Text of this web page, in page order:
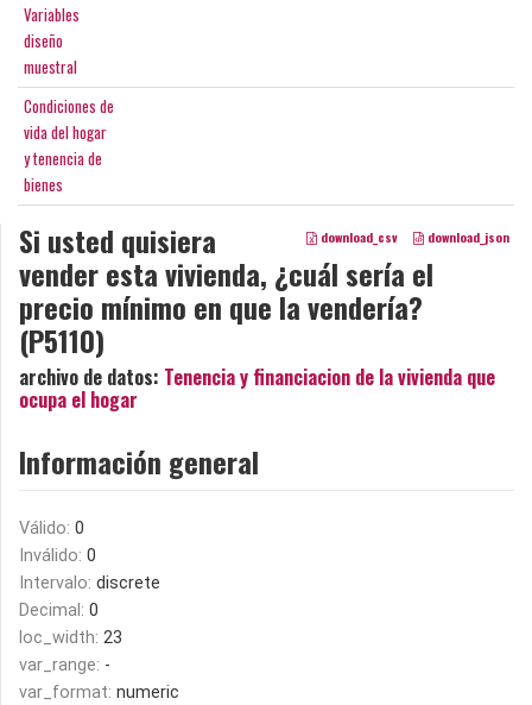
Variables
diseño
muestral
Condiciones de
vida del hogar
y tenencia de
bienes
download_csv download_json
Si usted quisiera
vender esta vivienda, ¿cuál sería el
precio mínimo en que la vendería?
(P5110)
archivo de datos: Tenencia y financiacion de la vivienda que
ocupa el hogar
Información general
Válido: 0
Inválido: 0
Intervalo: discrete
Decimal: 0
loc_width: 23
var_range: -
var_format: numeric